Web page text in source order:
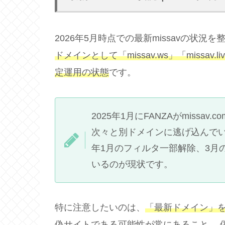
2026年5月時点での最新missavの状況を
ドメインとして「missav.ws」「
定運用の状態です。
2025年1月にFANZAが
次々と別ドメインに逃げ込んで
年1月のフィルタ一部解除、3月
いるのが現状です。
特に注意したいのは、 「最新ドメイン」